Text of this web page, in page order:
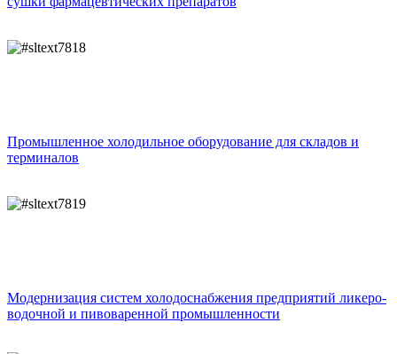
Промышленное холодильное оборудование для складов и
терминалов
Модернизация систем холодоснабжения предприятий ликеро-
водочной и пивоваренной промышленности